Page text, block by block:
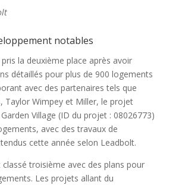
notables
la deuxième place après avoir
détaillés pour plus de 900 logements
avec des partenaires tels que
Taylor Wimpey et Miller, le projet
Village (ID du projet : 08026773)
avec des travaux de
cette année selon Leadbolt.
classé troisième avec des plans pour
Les projets allant du